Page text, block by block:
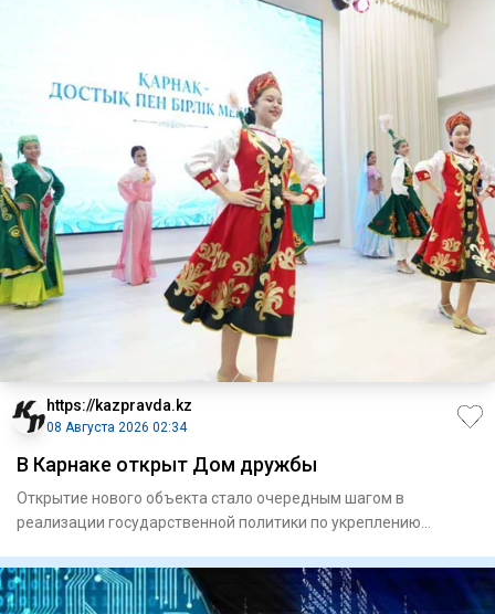
https://kazpravda.kz
08 Августа 2026 02:34
В Карнаке открыт Дом дружбы
Открытие нового объекта стало очередным шагом в
реализации государственной политики по укреп­лению